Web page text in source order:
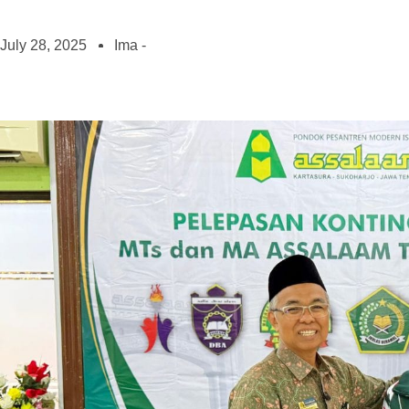
July 28, 2025 Ima -